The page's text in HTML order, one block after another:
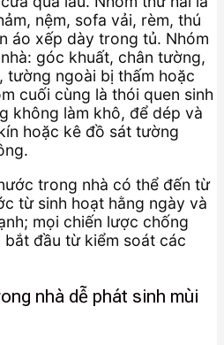
nệm, sofa vải, rèm, thú
áo xếp dày trong tủ. Nhóm
góc khuất, chân tường,
tường ngoài bị thấm hoặc
cuối cùng là thói quen sinh
không làm khô, để dép và
hoặc kê đồ sát tường
trong nhà có thể đến từ
từ sinh hoạt hằng ngày và
mọi chiến lược chống
bắt đầu từ kiểm soát các
nhà dễ phát sinh mùi